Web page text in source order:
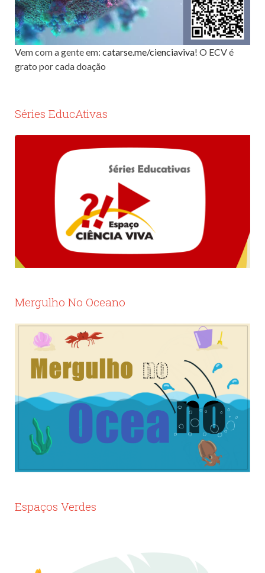
Vem com a gente em: catarse.me/cienciaviva! O ECV é
grato por cada doação
Séries EducAtivas
Mergulho No Oceano
Espaços Verdes